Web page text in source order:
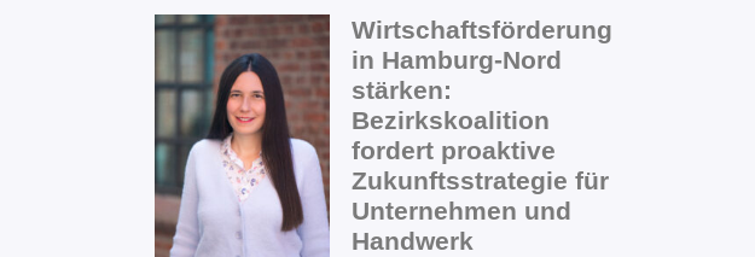
Wirtschaftsförderung
in Hamburg-Nord
stärken:
Bezirkskoalition
fordert proaktive
Zukunftsstrategie für
Unternehmen und
Handwerk